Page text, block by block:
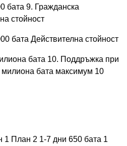
бата 9. Гражданска
стойност
бата Действителна стойност
бата 10. Поддръжка при
бата максимум 10
1 План 2 1-7 дни 650 бата 1